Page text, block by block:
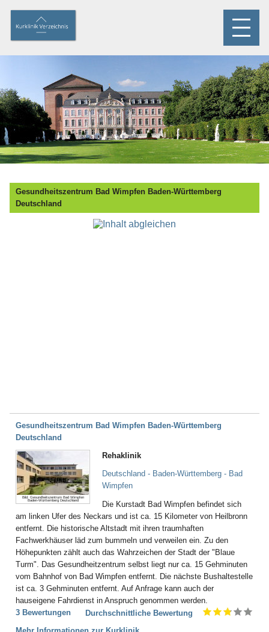
Gesundheitszentrum Bad Wimpfen Baden-Württemberg
Deutschland
Gesundheitszentrum Bad Wimpfen Baden-Württemberg
Deutschland
Bild: Gesundheitszentrum Bad Wimpfen
Baden-Württemberg Deutschland
Rehaklinik
Deutschland - Baden-Württemberg - Bad
Wimpfen
Die Kurstadt Bad Wimpfen befindet sich
am linken Ufer des Neckars und ist ca. 15 Kilometer von Heilbronn
entfernt. Die historische Altstadt mit ihren traumhaften
Fachwerkhäuser läd zum bummeln und verweilen ein. Zu den
Höhepunkten zählt auch das Wahrzeichen der Stadt der "Blaue
Turm". Das Gesundheitzentrum selbst liegt nur ca. 15 Gehminuten
vom Bahnhof von Bad Wimpfen entfernt. Die nächste Bushaltestelle
ist ca. 3 Gehminuten entfernt. Auf Anfrage kann auch der
hauseigene Fahrdienst in Anspruch genommen werden.
3 Bewertungen
Durchschnittliche Bewertung